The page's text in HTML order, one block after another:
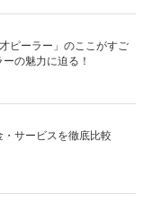
ピーラー」のここがすご
の魅力に迫る！
サービスを徹底比較